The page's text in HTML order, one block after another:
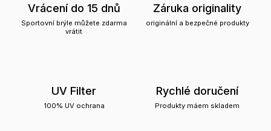
Vrácení do 15 dnů
Sportovní brýle můžete zdarma
vrátit
Záruka originality
originální a bezpečné produkty
UV Filter
100% UV ochrana
Rychlé doručení
Produkty máem skladem